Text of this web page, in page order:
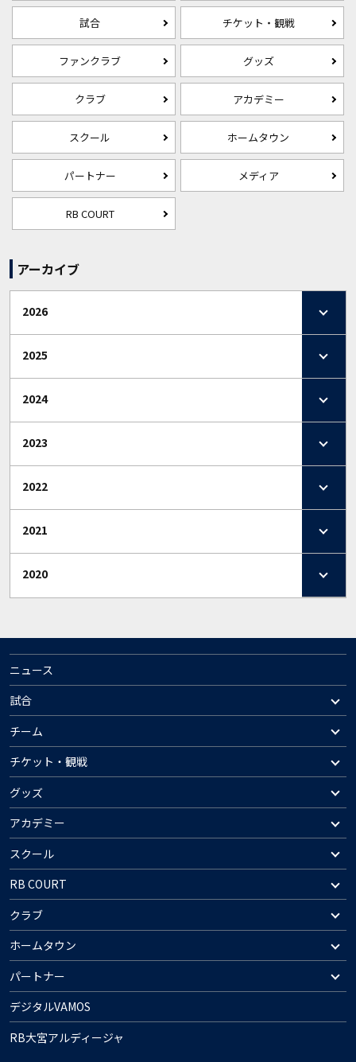
試合 チケット・観戦
ファンクラブ グッズ
クラブ アカデミー
スクール ホームタウン
パートナー メディア
RB COURT
アーカイブ
2026
2025
2024
2023
2022
2021
2020
ニュース
試合
チーム
チケット・観戦
グッズ
アカデミー
スクール
RB COURT
クラブ
ホームタウン
パートナー
デジタルVAMOS
RB大宮アルディージャ